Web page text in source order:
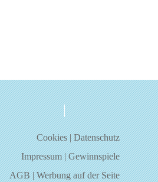
über uns kontakt
Cookies|Datenschutz
Impressum|Gewinnspiele
AGB|Werbung auf der Seite